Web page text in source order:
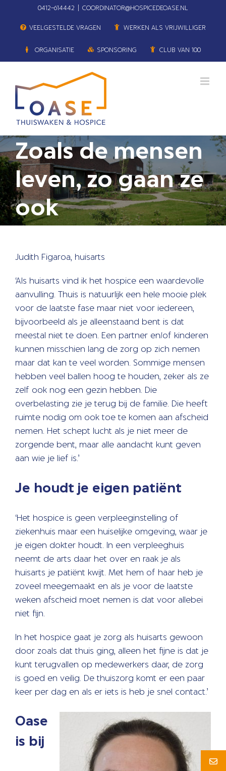
0412–614442 COORDINATOR@HOSPICEDEOASE.NL
VEELGESTELDE VRAGEN WERKEN ALS VRIJWILLIGER
ORGANISATIE SPONSORING CLUB VAN 100
Zoals de mensen
leven, zo gaan ze
ook
Judith Figaroa, huisarts
‘Als huisarts vind ik het hospice een waardevolle
aanvulling. Thuis is natuurlijk een hele mooie plek
voor de laatste fase maar niet voor iedereen,
bijvoorbeeld als je alleenstaand bent is dat
meestal niet te doen. Een partner en/of kinderen
kunnen misschien lang de zorg op zich nemen
maar dat kan te veel worden. Sommige mensen
hebben veel ballen hoog te houden, zeker als ze
zelf ook nog een gezin hebben. Die
overbelasting zie je terug bij de familie. Die heeft
ruimte nodig om ook toe te komen aan afscheid
nemen. Het schept lucht als je niet meer de
zorgende bent, maar alle aandacht kunt geven
aan wie je lief is.’
Je houdt je eigen patiënt
‘Het hospice is geen verpleeginstelling of
ziekenhuis maar een huiselijke omgeving, waar je
je eigen dokter houdt. In een verpleeghuis
neemt de arts daar het over en raak je als
huisarts je patiënt kwijt. Met hem of haar heb je
zoveel meegemaakt en als je voor de laatste
weken afscheid moet nemen is dat voor allebei
niet fijn.
In het hospice gaat je zorg als huisarts gewoon
door zoals dat thuis ging, alleen het fijne is dat je
kunt terugvallen op medewerkers daar, de zorg
is goed en veilig. De thuiszorg komt er een paar
keer per dag en als er iets is heb je snel contact.’
Oase
is bij